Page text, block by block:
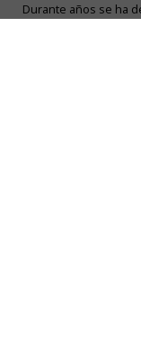
Durante años se ha